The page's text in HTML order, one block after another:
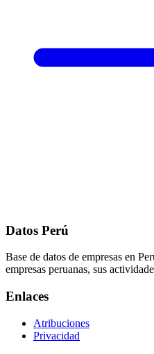
Datos Perú
Base de datos de empresas en
empresas peruanas, sus
Enlaces
Atribuciones
Privacidad